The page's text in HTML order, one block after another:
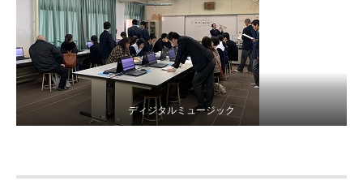
ディジタルミュージック